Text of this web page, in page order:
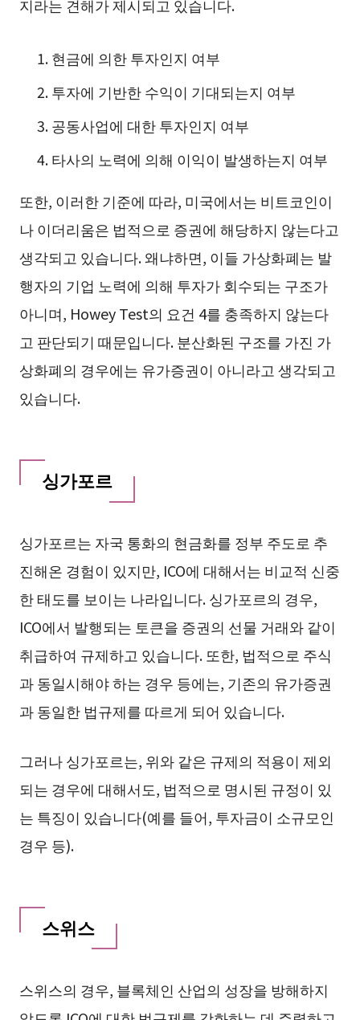
지라는 견해가 제시되고 있습니다.
현금에 의한 투자인지 여부
투자에 기반한 수익이 기대되는지 여부
공동사업에 대한 투자인지 여부
타사의 노력에 의해 이익이 발생하는지 여부
또한, 이러한 기준에 따라, 미국에서는 비트코인이
나 이더리움은 법적으로 증권에 해당하지 않는다고
생각되고 있습니다. 왜냐하면, 이들 가상화폐는 발
행자의 기업 노력에 의해 투자가 회수되는 구조가
아니며, Howey Test의 요건 4를 충족하지 않는다
고 판단되기 때문입니다. 분산화된 구조를 가진 가
상화폐의 경우에는 유가증권이 아니라고 생각되고
있습니다.
싱가포르
싱가포르는 자국 통화의 현금화를 정부 주도로 추
진해온 경험이 있지만, ICO에 대해서는 비교적 신중
한 태도를 보이는 나라입니다. 싱가포르의 경우,
ICO에서 발행되는 토큰을 증권의 선물 거래와 같이
취급하여 규제하고 있습니다. 또한, 법적으로 주식
과 동일시해야 하는 경우 등에는, 기존의 유가증권
과 동일한 법규제를 따르게 되어 있습니다.
그러나 싱가포르는, 위와 같은 규제의 적용이 제외
되는 경우에 대해서도, 법적으로 명시된 규정이 있
는 특징이 있습니다(예를 들어, 투자금이 소규모인
경우 등).
스위스
스위스의 경우, 블록체인 산업의 성장을 방해하지